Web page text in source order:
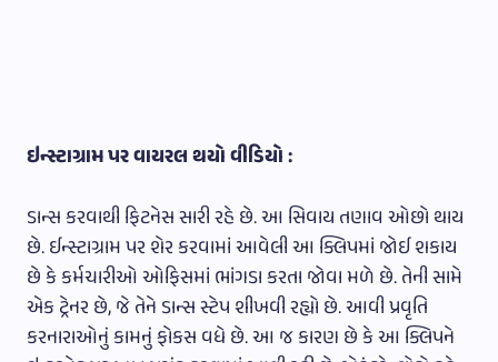
ઇન્સ્ટાગ્રામ પર વાયરલ થયો વીડિયો :
ડાન્સ કરવાથી ફિટનેસ સારી રહે છે. આ સિવાય તણાવ ઓછો થાય
છે. ઈન્સ્ટાગ્રામ પર શેર કરવામાં આવેલી આ ક્લિપમાં જોઈ શકાય
છે કે કર્મચારીઓ ઓફિસમાં ભાંગડા કરતા જોવા મળે છે. તેની સામે
એક ટ્રેનર છે, જે તેને ડાન્સ સ્ટેપ શીખવી રહ્યો છે. આવી પ્રવૃતિ
કરનારાઓનું કામનું ફોકસ વધે છે. આ જ કારણ છે કે આ ક્લિપને